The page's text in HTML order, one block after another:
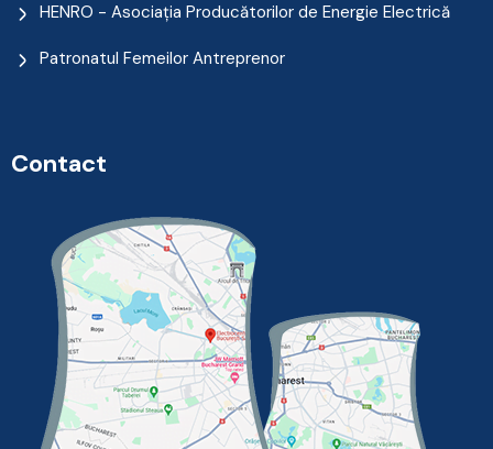
HENRO - Asociația Producătorilor de Energie Electrică
Patronatul Femeilor Antreprenor
Contact